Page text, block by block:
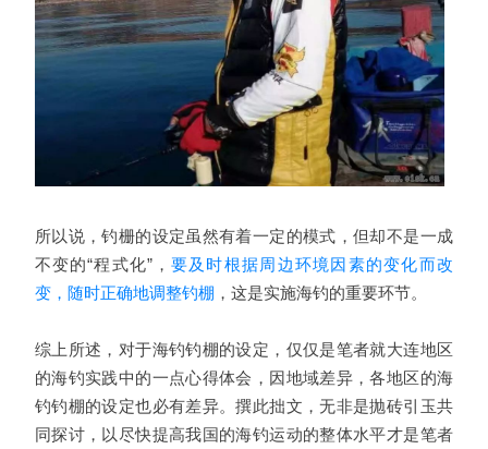
所以说，钓栅的设定虽然有着一定的模式，但却不是一成
不变的“程式化”， 要及时根据周边环境因素的变化而改
变，随时正确地调整钓棚 ，这是实施海钓的重要环节。
综上所述，对于海钓钓棚的设定，仅仅是笔者就大连地区
的海钓实践中的一点心得体会，因地域差异，各地区的海
钓钓棚的设定也必有差异。撰此拙文，无非是抛砖引玉共
同探讨，以尽快提高我国的海钓运动的整体水平才是笔者